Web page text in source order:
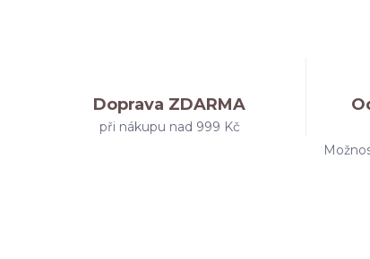
Doprava ZDARMA
při nákupu nad 999 Kč